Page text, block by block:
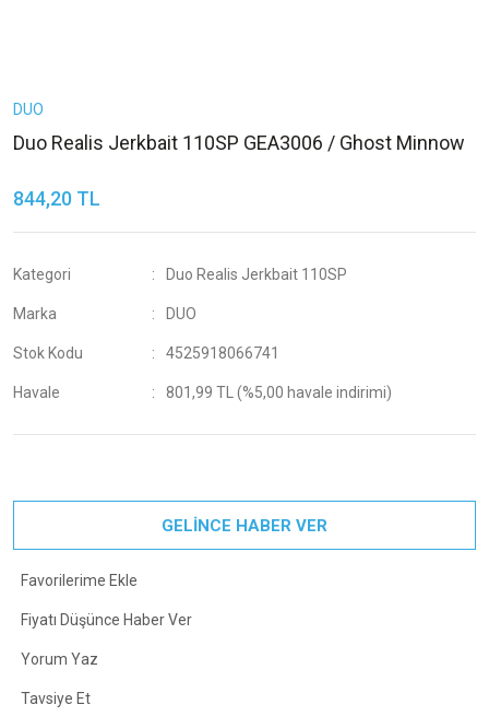
DUO
Duo Realis Jerkbait 110SP GEA3006 / Ghost Minnow
844,20 TL
Kategori Duo Realis Jerkbait 110SP
Marka DUO
Stok Kodu 4525918066741
Havale 801,99 TL (%5,00 havale indirimi)
GELİNCE HABER VER
Fiyatı Düşünce Haber Ver
Yorum Yaz
Tavsiye Et